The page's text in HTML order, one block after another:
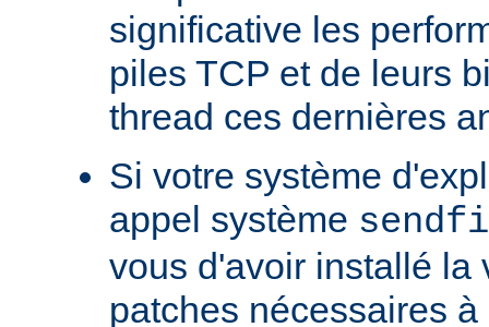
significative les
piles TCP et de leurs
thread ces dernières
Si votre système
appel système
vous d'avoir installé la
patches nécessaires